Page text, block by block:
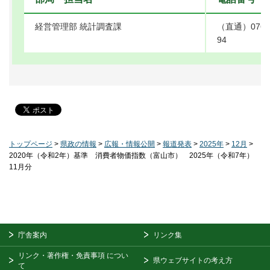
経営管理部 統計調査課
（直通）
94
トップページ > 県政の情報 > 広報・情報公開 > 報道発表 > 2025年 > 12月 >
2020年（令和2年）基準 消費者物価指数（富山市） 2025年（令和7年）
11月分
庁舎案内 リンク集
リンク・著作権・免責事項 につい
て
県ウェブサイトの考え方